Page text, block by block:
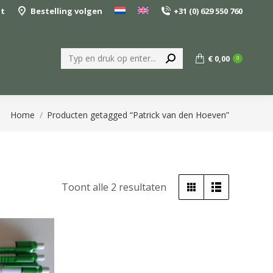
Bestelling volgen +31 (0) 629 550 760
Zoeken: € 0,00 0
Je bent hier:
Home Producten getagged “Patrick van den Hoeven”
Toont alle 2 resultaten Gesorteerd